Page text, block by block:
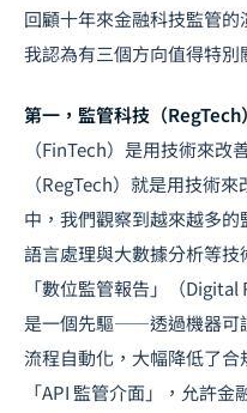
回顧十年來金融科技監管的
我認為有三個方向值得特別
第一，監管科技（RegTech
（FinTech）是用技術來
（RegTech）就是用技術
中，我們觀察到越來越多
語言處理與大數據分析等技
「數位監管報告」（
是一個先驅——透過機器可
流程自動化，大幅降低了合
「API 監管介面」，允許